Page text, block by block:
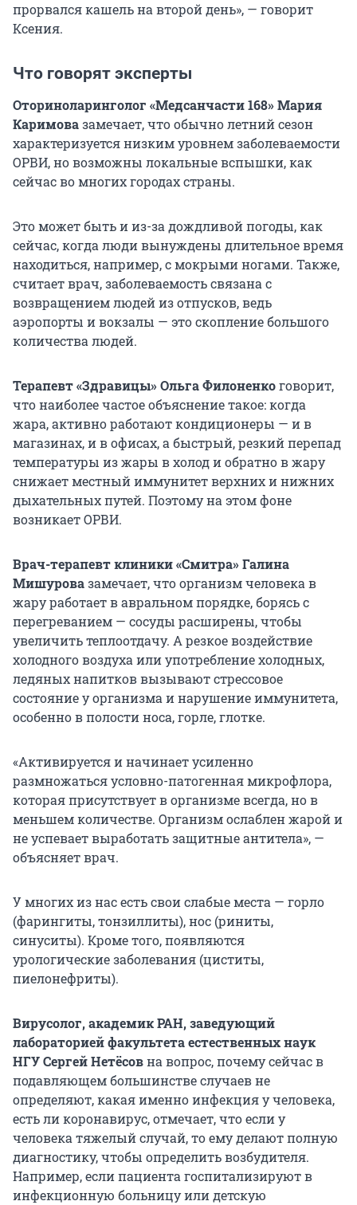
прорвался кашель на второй день», — говорит
Ксения.
Что говорят эксперты
Оториноларинголог «Медсанчасти 168» Мария
Каримовазамечает, что обычно летний сезон
характеризуется низким уровнем заболеваемости
ОРВИ, но возможны локальные вспышки, как
сейчас во многих городах страны.
Это может быть и из-за дождливой погоды, как
сейчас, когда люди вынуждены длительное время
находиться, например, с мокрыми ногами. Также,
считает врач, заболеваемость связана с
возвращением людей из отпусков, ведь
аэропорты и вокзалы — это скопление большого
количества людей.
Терапевт «Здравицы» Ольга Филоненкоговорит,
что наиболее частое объяснение такое: когда
жара, активно работают кондиционеры — и в
магазинах, и в офисах, а быстрый, резкий перепад
температуры из жары в холод и обратно в жару
снижает местный иммунитет верхних и нижних
дыхательных путей. Поэтому на этом фоне
возникает ОРВИ.
Врач-терапевт клиники «Смитра» Галина
Мишуровазамечает, что организм человека в
жару работает в авральном порядке, борясь с
перегреванием — сосуды расширены, чтобы
увеличить теплоотдачу. А резкое воздействие
холодного воздуха или употребление холодных,
ледяных напитков вызывают стрессовое
состояние у организма и нарушение иммунитета,
особенно в полости носа, горле, глотке.
«Активируется и начинает усиленно
размножаться условно-патогенная микрофлора,
которая присутствует в организме всегда, но в
меньшем количестве. Организм ослаблен жарой и
не успевает выработать защитные антитела», —
объясняет врач.
У многих из нас есть свои слабые места — горло
(фарингиты, тонзиллиты), нос (риниты,
синуситы). Кроме того, появляются
урологические заболевания (циститы,
пиелонефриты).
Вирусолог, академик РАН, заведующий
лабораторией факультета естественных наук
НГУ Сергей Нетёсовна вопрос, почему сейчас в
подавляющем большинстве случаев не
определяют, какая именно инфекция у человека,
есть ли коронавирус, отмечает, что если у
человека тяжелый случай, то ему делают полную
диагностику, чтобы определить возбудителя.
Например, если пациента госпитализируют в
инфекционную больницу или детскую